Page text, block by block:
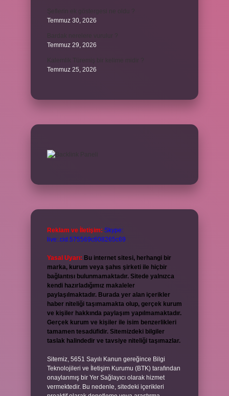
Temmuz 30, 2026
Temmuz 29, 2026
Temmuz 25, 2026
Reklam ve İletişim: Skype:
live:.cid.575569c608265c69
Yasal Uyarı: Bu internet sitesi, herhangi bir
marka, kurum veya şahıs şirketi ile hiçbir
bağlantısı bulunmamaktadır. Sitede yalnızca
kendi hazırladığımız makaleler
paylaşılmaktadır. Burada yer alan içerikler
haber niteliği taşımamakta olup, gerçek kurum
ve kişiler hakkında paylaşım yapılmamaktadır.
Gerçek kurum ve kişiler ile isim benzerlikleri
tamamen tesadüfidir. Sitemizdeki bilgiler
taslak halindedir ve tavsiye niteliği taşımazlar.
Sitemiz, 5651 Sayılı Kanun gereğince Bilgi
Teknolojileri ve İletişim Kurumu (BTK) tarafından
onaylanmış bir Yer Sağlayıcı olarak hizmet
vermektedir. Bu nedenle, sitedeki içerikleri